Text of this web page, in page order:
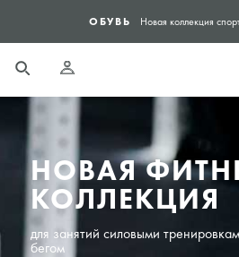
ОБУВЬ Новая коллекция
НОВАЯ
КОЛЛЕКЦИЯ
для занятий силовыми
бегом